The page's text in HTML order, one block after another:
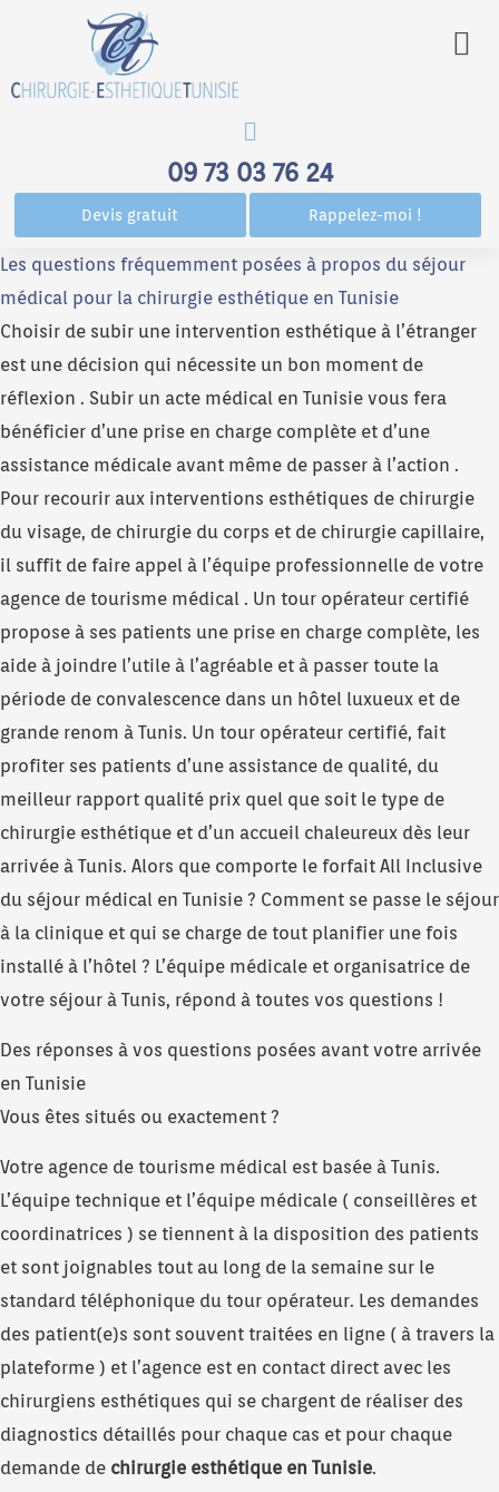
09 73 03 76 24
Devis gratuit Rappelez-moi !
Les questions fréquemment posées à propos du séjour
médical pour la chirurgie esthétique en Tunisie
Choisir de subir une intervention esthétique à l’étranger
est une décision qui nécessite un bon moment de
réflexion . Subir un acte médical en Tunisie vous fera
bénéficier d’une prise en charge complète et d’une
assistance médicale avant même de passer à l’action .
Pour recourir aux interventions esthétiques de chirurgie
du visage, de chirurgie du corps et de chirurgie capillaire,
il suffit de faire appel à l’équipe professionnelle de votre
agence de tourisme médical . Un tour opérateur certifié
propose à ses patients une prise en charge complète, les
aide à joindre l’utile à l’agréable et à passer toute la
période de convalescence dans un hôtel luxueux et de
grande renom à Tunis. Un tour opérateur certifié, fait
profiter ses patients d’une assistance de qualité, du
meilleur rapport qualité prix quel que soit le type de
chirurgie esthétique et d’un accueil chaleureux dès leur
arrivée à Tunis. Alors que comporte le forfait All Inclusive
du séjour médical en Tunisie ? Comment se passe le séjour
à la clinique et qui se charge de tout planifier une fois
installé à l’hôtel ? L’équipe médicale et organisatrice de
votre séjour à Tunis, répond à toutes vos questions !
Des réponses à vos questions posées avant votre arrivée
en Tunisie
Vous êtes situés ou exactement ?
Votre agence de tourisme médical est basée à Tunis.
L’équipe technique et l’équipe médicale ( conseillères et
coordinatrices ) se tiennent à la disposition des patients
et sont joignables tout au long de la semaine sur le
standard téléphonique du tour opérateur. Les demandes
des patient(e)s sont souvent traitées en ligne ( à travers la
plateforme ) et l’agence est en contact direct avec les
chirurgiens esthétiques qui se chargent de réaliser des
diagnostics détaillés pour chaque cas et pour chaque
demande de chirurgie esthétique en Tunisie.